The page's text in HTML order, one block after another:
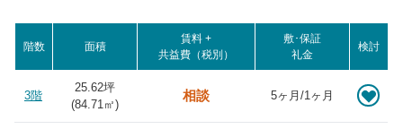
階数 面積
賃料 +
共益費（税別）
敷･保証
礼金
検討
3階
25.62坪
(84.71㎡)
相談 5ヶ月/1ヶ月